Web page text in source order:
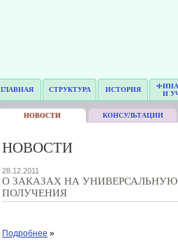
ГЛАВНАЯ СТРУКТУРА ИСТОРИЯ
И
НОВОСТИ КОНСУЛЬТАЦИИ
НОВОСТИ
28.12.2011
О ЗАКАЗАХ НА
ПОЛУЧЕНИЯ
Подробнее »